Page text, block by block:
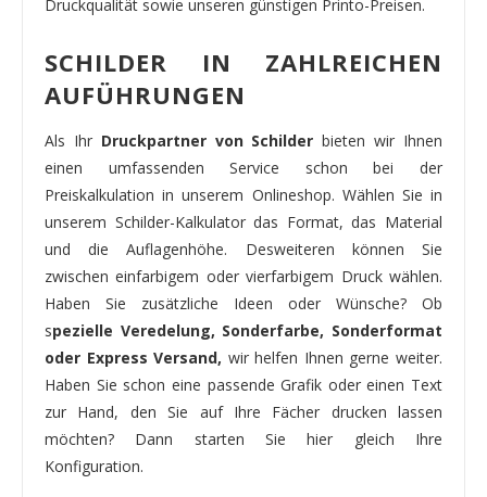
Druckqualität sowie unseren günstigen Printo-Preisen.
SCHILDER IN ZAHLREICHEN
AUFÜHRUNGEN
Als Ihr Druckpartner von Schilderbieten wir Ihnen
einen umfassenden Service schon bei der
Preiskalkulation in unserem Onlineshop. Wählen Sie in
unserem Schilder-Kalkulator das Format, das Material
und die Auflagenhöhe. Desweiteren können Sie
zwischen einfarbigem oder vierfarbigem Druck wählen.
Haben Sie zusätzliche Ideen oder Wünsche? Ob
spezielle Veredelung, Sonderfarbe, Sonderformat
oder Express Versand, wir helfen Ihnen gerne weiter.
Haben Sie schon eine passende Grafik oder einen Text
zur Hand, den Sie auf Ihre Fächer drucken lassen
möchten? Dann starten Sie hier gleich Ihre
Konfiguration.